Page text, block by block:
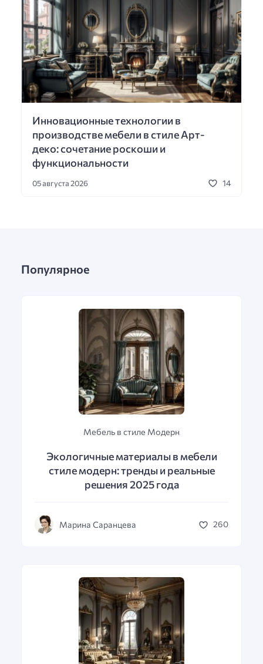
Инновационные технологии в
производстве мебели в стиле Арт-
деко: сочетание роскоши и
функциональности
05 августа 2026 14
Популярное
Мебель в стиле Модерн
Экологичные материалы в мебели
стиле модерн: тренды и реальные
решения 2025 года
Марина Саранцева 260